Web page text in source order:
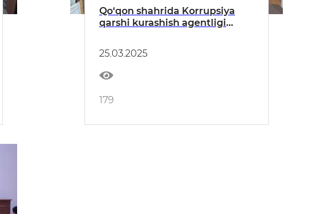
Qo‘qon shahrida Korrupsiya
qarshi kurashish agentligi
25.03.2025
179